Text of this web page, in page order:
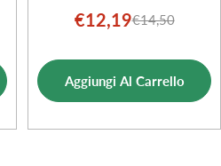
Prezzo
vendita
€12,19Prezzo
€14,50
Aggiungi Al Carrello